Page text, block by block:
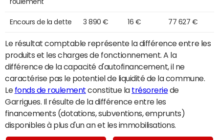
Encours de la dette 3 890 € 16 € 77 627 €
Le résultat comptable représente la différence entre les
produits et les charges de fonctionnement. A la
différence de la capacité d'autofinancement, il ne
caractérise pas le potentiel de liquidité de la commune.
Le fonds de roulement constitue la trésoreriede
Garrigues. Il résulte de la différence entre les
financements (dotations, subventions, emprunts)
disponibles à plus d'un an et les immobilisations.